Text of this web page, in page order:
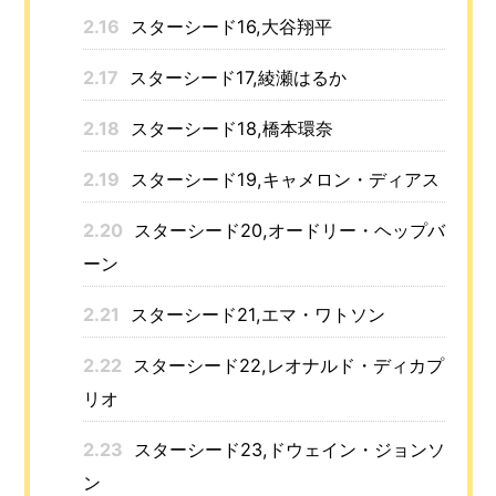
2.16 スターシード16,大谷翔平
2.17 スターシード17,綾瀬はるか
2.18 スターシード18,橋本環奈
2.19 スターシード19,キャメロン・ディアス
2.20 スターシード20,オードリー・ヘップバ
ーン
2.21 スターシード21,エマ・ワトソン
2.22 スターシード22,レオナルド・ディカプ
リオ
2.23 スターシード23,ドウェイン・ジョンソ
ン